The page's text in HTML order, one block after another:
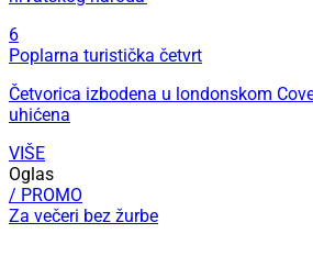
6
Poplarna turistička četvrt
Četvorica izbodena u londonskom
uhićena
VIŠE
Oglas
/ PROMO
Za večeri bez žurbe